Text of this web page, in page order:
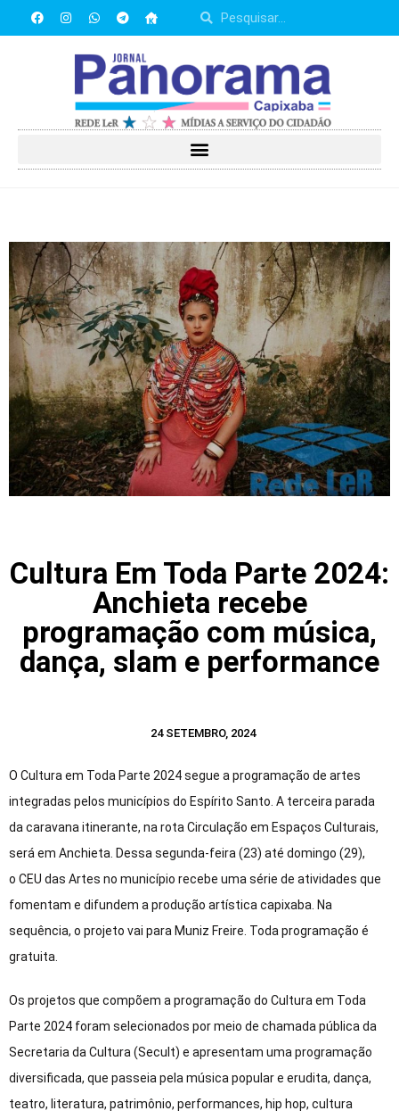
Cultura Em Toda Parte 2024:
Anchieta recebe
programação com música,
dança, slam e performance
24 SETEMBRO, 2024
O Cultura em Toda Parte 2024 segue a programação de artes
integradas pelos municípios do Espírito Santo. A terceira parada
da caravana itinerante, na rota Circulação em Espaços Culturais,
será em Anchieta. Dessa segunda-feira (23) até domingo (29),
o CEU das Artes no município recebe uma série de atividades que
fomentam e difundem a produção artística capixaba. Na
sequência, o projeto vai para Muniz Freire. Toda programação é
gratuita.
Os projetos que compõem a programação do Cultura em Toda
Parte 2024 foram selecionados por meio de chamada pública da
Secretaria da Cultura (Secult) e apresentam uma programação
diversificada, que passeia pela música popular e erudita, dança,
teatro, literatura, patrimônio, performances, hip hop, cultura